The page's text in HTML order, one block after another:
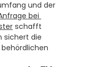
und der
bei
schafft
sichert die